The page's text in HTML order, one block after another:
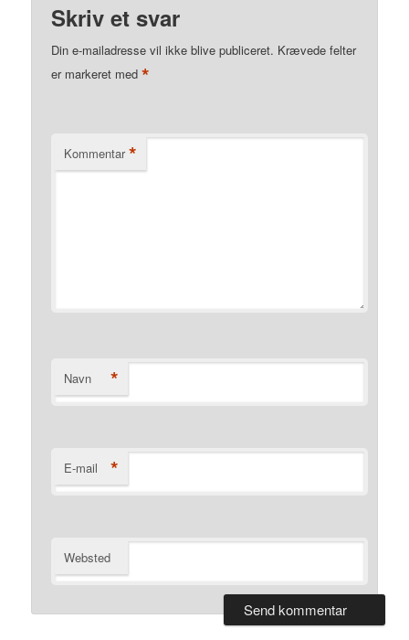
Skriv et svar
Din e-mailadresse vil ikke blive publiceret. Krævede felter
er markeret med*
Kommentar *
Navn *
E-mail *
Websted